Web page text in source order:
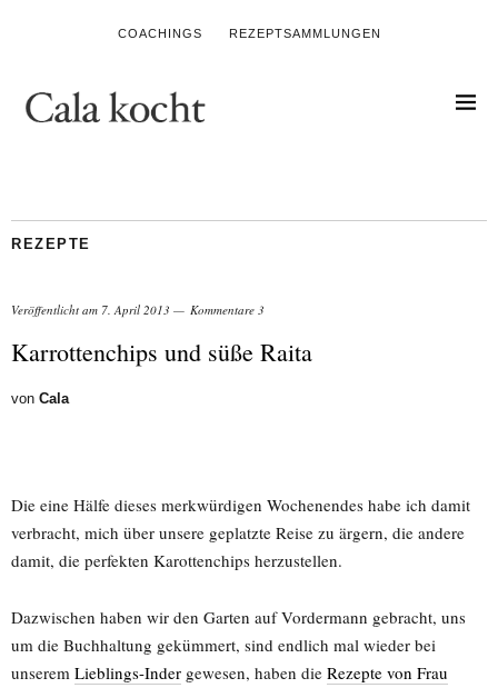
COACHINGS REZEPTSAMMLUNGEN
REZEPTE
Veröffentlicht am 7. April 2013 Kommentare 3
Karrottenchips und süße Raita
von Cala
Die eine Hälfe dieses merkwürdigen Wochenendes habe ich damit
verbracht, mich über unsere geplatzte Reise zu ärgern, die andere
damit, die perfekten Karottenchips herzustellen.
Dazwischen haben wir den Garten auf Vordermann gebracht, uns
um die Buchhaltung gekümmert, sind endlich mal wieder bei
unserem Lieblings-Inder gewesen, haben die Rezepte von Frau